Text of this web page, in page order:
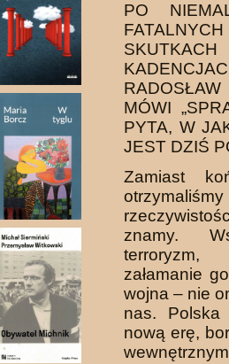
PO
SKUTKACH
MÓWI
PYTA, W
JEST DZIŚ
Zamiast
znamy.
terroryzm,
załamanie
wojna – nie
nas.
nową erę,